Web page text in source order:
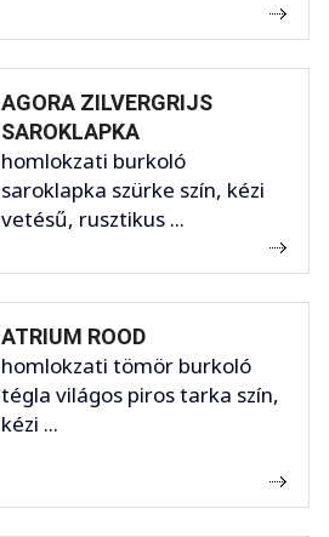
AGORA ZILVERGRIJS
SAROKLAPKA
homlokzati burkoló
saroklapka szürke szín, kézi
vetésű, rusztikus ...
ATRIUM ROOD
homlokzati tömör burkoló
tégla világos piros tarka szín,
kézi ...